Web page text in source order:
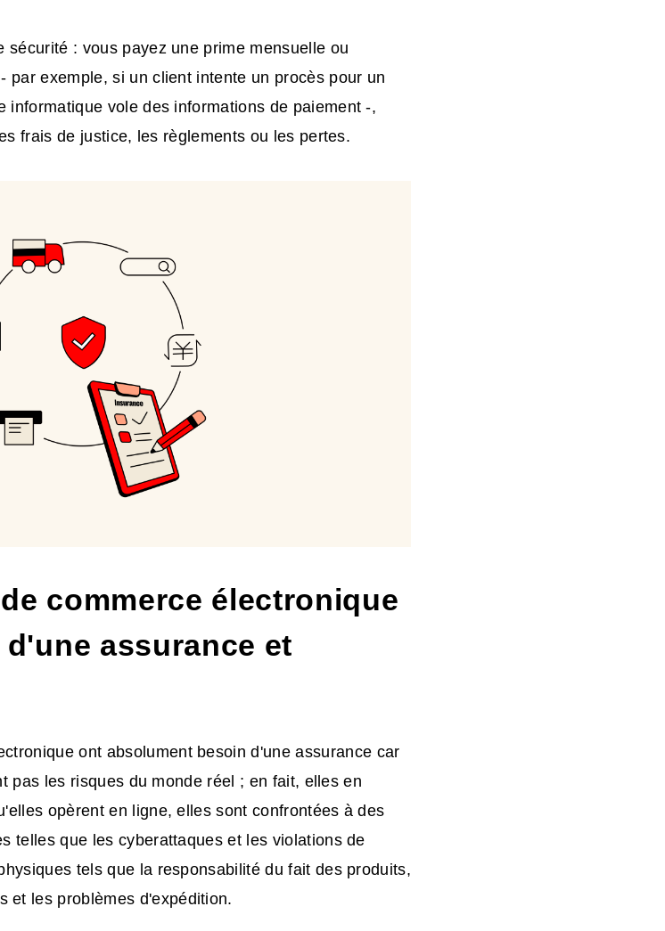
sécurité : vous payez une prime mensuelle ou
par exemple, si un client intente un procès pour un
informatique vole des informations de paiement -,
frais de justice, les règlements ou les pertes.
commerce électronique
assurance et
ont absolument besoin d'une assurance car
pas les risques du monde réel ; en fait, elles en
opèrent en ligne, elles sont confrontées à des
telles que les cyberattaques et les violations de
tels que la responsabilité du fait des produits,
et les problèmes d'expédition.